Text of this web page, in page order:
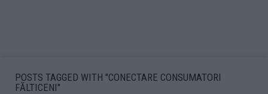
POSTS TAGGED WITH "CONECTARE CONSUMATORI
FĂLTICENI"